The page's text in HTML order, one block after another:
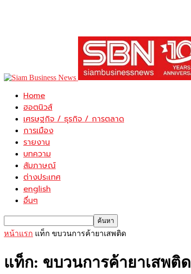
Home
ฮอตนิวส์
เศรษฐกิจ / ธุรกิจ / การตลาด
การเมือง
รายงาน
บทความ
สัมภาษณ์
ต่างประเทศ
english
อื่นๆ
หน้าแรก แท็ก ขบวนการค้ายาเสพติด
แท็ก: ขบวนการค้ายาเสพติด